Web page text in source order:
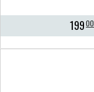
Xbox 360 kinect
Xbox 360 кинект
19900